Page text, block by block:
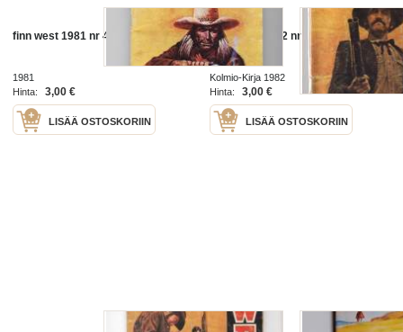
finn west 1981 nr 4 el tigre tappaja
1981
Hinta:
3,00 €
LISÄÄ OSTOSKORIIN
Finn West 1982 nr 12 - Täyskäsi
Kolmio-Kirja 1982
Hinta:
3,00 €
LISÄÄ OSTOSKORIIN